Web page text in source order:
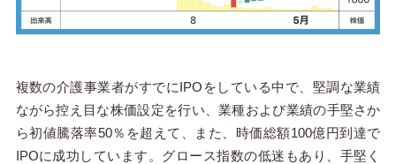
複数の介護事業者がすでにIPOをしている中で、堅調な業績
ながら控え目な株価設定を行い、業種および業績の手堅さか
ら初値騰落率50％を超えて、また、時価総額100億円到達で
IPOに成功しています。グロース指数の低迷もあり、手堅く